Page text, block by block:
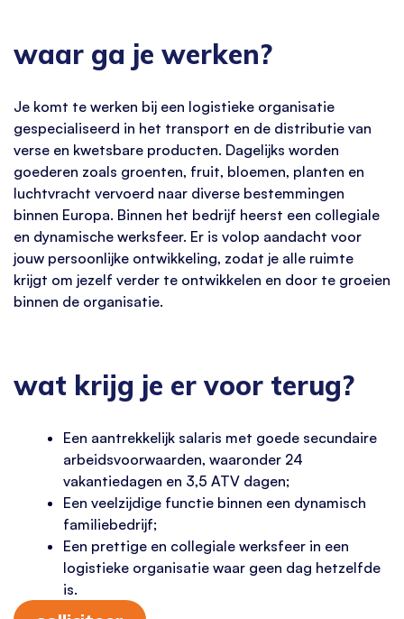
waar ga je werken?
Je komt te werken bij een logistieke organisatie
gespecialiseerd in het transport en de distributie van
verse en kwetsbare producten. Dagelijks worden
goederen zoals groenten, fruit, bloemen, planten en
luchtvracht vervoerd naar diverse bestemmingen
binnen Europa. Binnen het bedrijf heerst een collegiale
en dynamische werksfeer. Er is volop aandacht voor
jouw persoonlijke ontwikkeling, zodat je alle ruimte
krijgt om jezelf verder te ontwikkelen en door te groeien
binnen de organisatie.
wat krijg je er voor terug?
Een aantrekkelijk salaris met goede secundaire
arbeidsvoorwaarden, waaronder 24
vakantiedagen en 3,5 ATV dagen;
Een veelzijdige functie binnen een dynamisch
familiebedrijf;
Een prettige en collegiale werksfeer in een
logistieke organisatie waar geen dag hetzelfde
is.